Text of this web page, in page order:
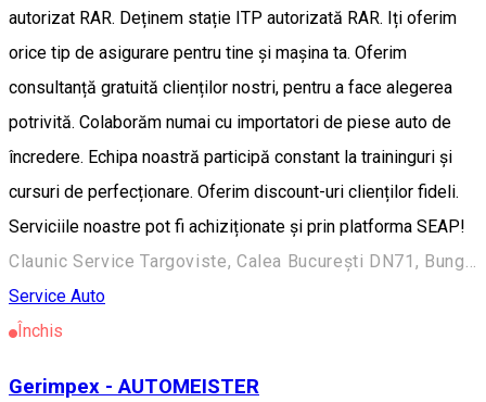
autorizat RAR. Deținem stație ITP autorizată RAR. Iți oferim
orice tip de asigurare pentru tine și mașina ta. Oferim
consultanță gratuită clienților nostri, pentru a face alegerea
potrivită. Colaborăm numai cu importatori de piese auto de
încredere. Echipa noastră participă constant la traininguri și
cursuri de perfecționare. Oferim discount-uri clienților fideli.
Serviciile noastre pot fi achiziționate și prin platforma SEAP!
Claunic Service Targoviste, Calea București DN71, Bungetu, 137497, România
Service Auto
Închis
Gerimpex - AUTOMEISTER